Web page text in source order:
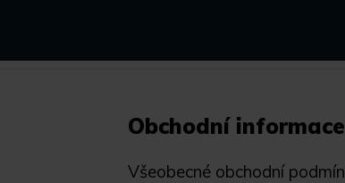
Obchodní informace
Všeobecné obchodní